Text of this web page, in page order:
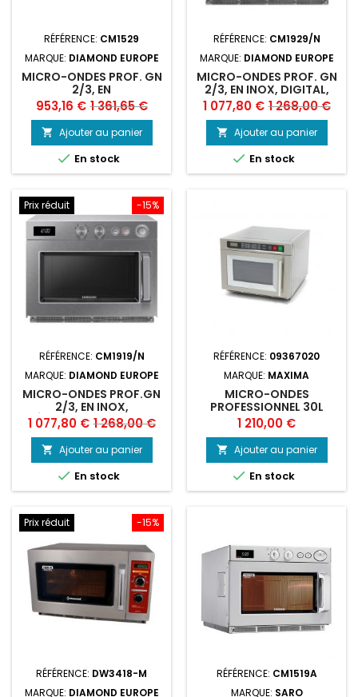
RÉFÉRENCE: CM1529
MARQUE: DIAMOND EUROPE
MICRO-ONDES PROF. GN
2/3, EN
INOX,DIGITAL,1500 W.
(26 LT)
Prix
953,16 € Prix
de
base
1 361,65 €
 Ajouter au panier
 En stock
RÉFÉRENCE: CM1929/N
MARQUE: DIAMOND EUROPE
MICRO-ONDES PROF. GN
2/3, EN INOX, DIGITAL,
1850 W. (26 LT)
Prix
1 077,80 € Prix
de
base
1 268,00 €
 Ajouter au panier
 En stock
-15%
Prix réduit
RÉFÉRENCE: CM1919/N
MARQUE: DIAMOND EUROPE
MICRO-ONDES PROF.GN
2/3, EN INOX,
MÉCANIQUE, 1850 W (26
LT)
Prix
1 077,80 € Prix
de
base
1 268,00 €
 Ajouter au panier
 En stock
RÉFÉRENCE: 09367020
MARQUE: MAXIMA
MICRO-ONDES
PROFESSIONNEL 30L
1800W PROGRAMMABLE
Prix
1 210,00 €
 Ajouter au panier
 En stock
-15%
Prix réduit
RÉFÉRENCE: DW3418-M
MARQUE: DIAMOND EUROPE
RÉFÉRENCE: CM1519A
MARQUE: SARO